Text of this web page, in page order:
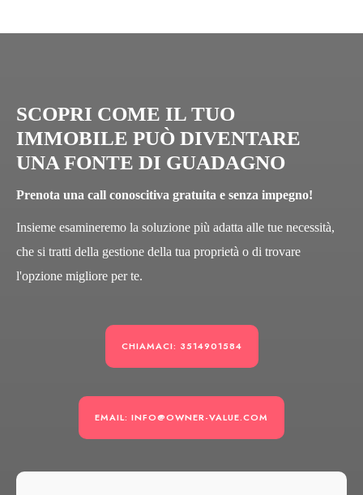
SCOPRI COME IL TUO
IMMOBILE PUÒ DIVENTARE
UNA FONTE DI GUADAGNO
Prenota una call conoscitiva gratuita e senza impegno!
Insieme esamineremo la soluzione più adatta alle tue necessità,
che si tratti della gestione della tua proprietà o di trovare
l'opzione migliore per te.
CHIAMACI: 3514901584
EMAIL: INFO@OWNER-VALUE.COM